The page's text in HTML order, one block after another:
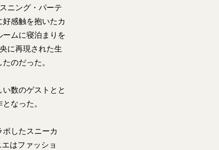
ニング・パーテ
感触を抱いたカ
ムに寝泊まりを
に再現された生
のだった。
数のゲストとと
なった。
したスニーカ
はファッショ